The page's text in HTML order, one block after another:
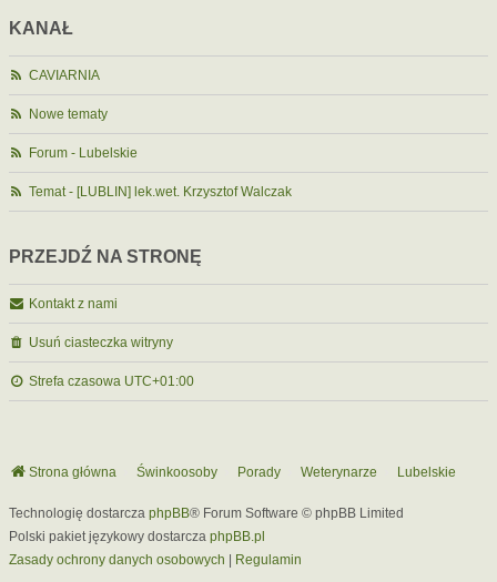
KANAŁ
CAVIARNIA
Nowe tematy
Forum - Lubelskie
Temat - [LUBLIN] lek.wet. Krzysztof Walczak
PRZEJDŹ NA STRONĘ
Kontakt z nami
Usuń ciasteczka witryny
Strefa czasowa UTC+01:00
Strona główna Świnkoosoby Porady Weterynarze Lubelskie
Technologię dostarcza phpBB® Forum Software © phpBB Limited
Polski pakiet językowy dostarcza phpBB.pl
Zasady ochrony danych osobowych
Regulamin